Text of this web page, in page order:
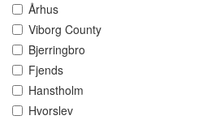
Århus
Viborg County
Bjerringbro
Fjends
Hanstholm
Hvorslev